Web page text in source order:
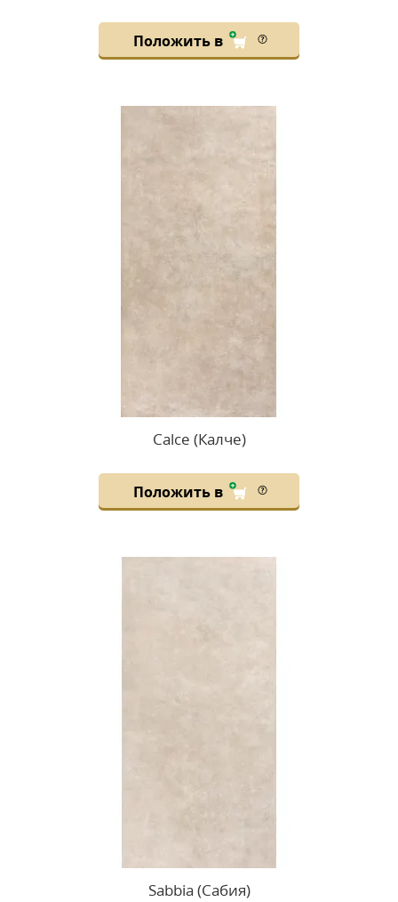
Положить в
Calce (Калче)
Положить в
Sabbia (Сабия)